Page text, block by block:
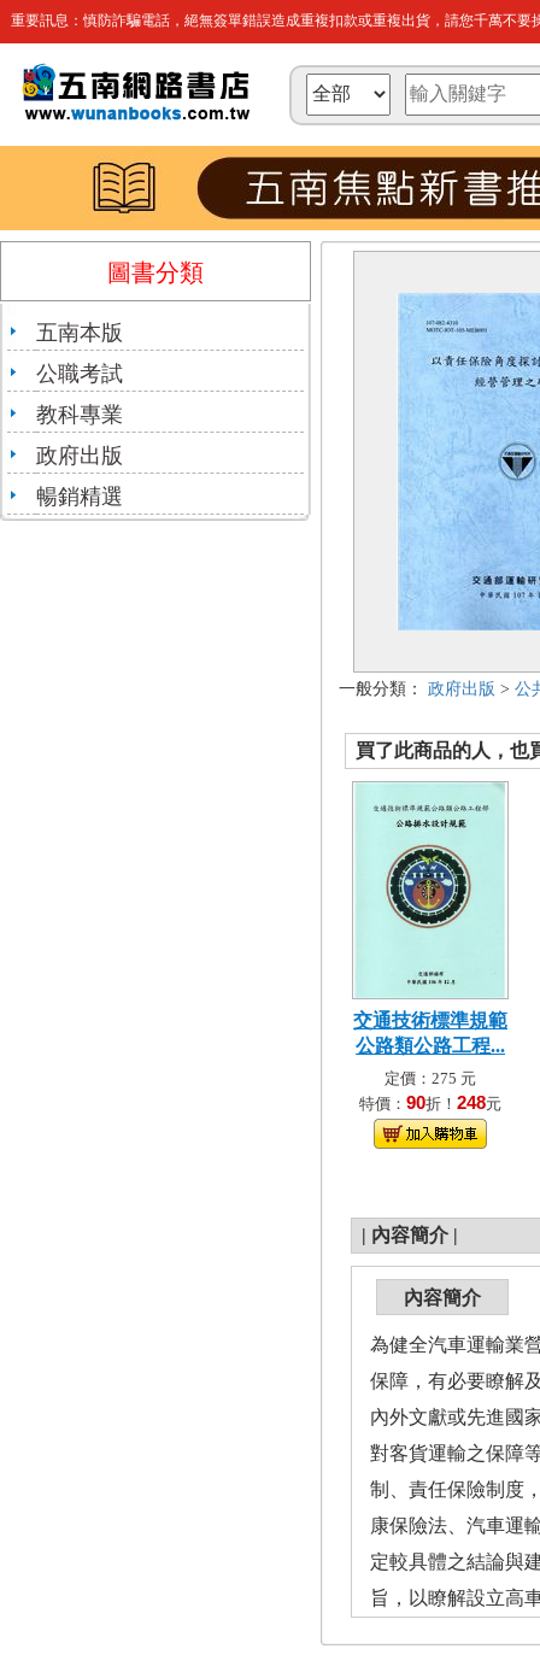
重要訊息：慎防詐騙電話，絕無簽單錯誤造成重複扣款或重複出貨，請您千萬不要
圖書分類
五南本版
公職考試
教科專業
政府出版
暢銷精選
一般分類： 政府出版 > 公
買了此商品的人，也
交通技術標準規範
公路類公路工程...
定價：275 元
特價： 90折！ 248元
| 內容簡介 |
內容簡介
為健全汽車運輸業
保障，有必要瞭解
內外文獻或先進國
對客貨運輸之保障
制、責任保險制度
康保險法、汽車運
定較具體之結論與
旨，以瞭解設立高